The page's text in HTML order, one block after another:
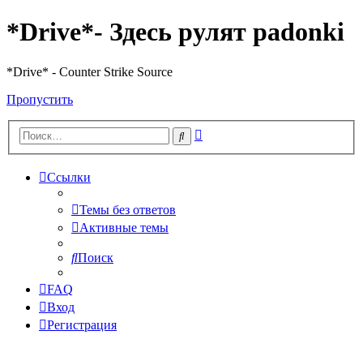
*Drive*- Здесь рулят padonki
*Drive* - Counter Strike Source
Пропустить
Поиск
Ссылки
Темы без ответов
Активные темы
Поиск
FAQ
Вход
Регистрация